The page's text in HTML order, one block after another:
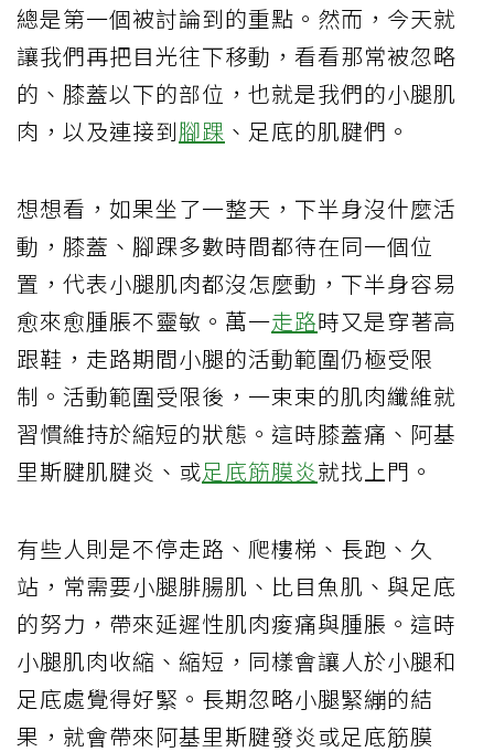
總是第一個被討論到的重點。然而，今天就
讓我們再把目光往下移動，看看那常被忽略
的、膝蓋以下的部位，也就是我們的小腿肌
肉，以及連接到腳踝 、足底的肌腱們。
想想看，如果坐了一整天，下半身沒什麼活
動，膝蓋、腳踝多數時間都待在同一個位
置，代表小腿肌肉都沒怎麼動，下半身容易
愈來愈腫脹不靈敏。萬一走路時又是穿著高
跟鞋，走路期間小腿的活動範圍仍極受限
制。活動範圍受限後，一束束的肌肉纖維就
習慣維持於縮短的狀態。這時膝蓋痛、阿基
里斯腱肌腱炎、或足底筋膜炎就找上門。
有些人則是不停走路、爬樓梯、長跑、久
站，常需要小腿腓腸肌、比目魚肌、與足底
的努力，帶來延遲性肌肉痠痛與腫脹。這時
小腿肌肉收縮、縮短，同樣會讓人於小腿和
足底處覺得好緊。長期忽略小腿緊繃的結
果，就會帶來阿基里斯腱發炎或足底筋膜